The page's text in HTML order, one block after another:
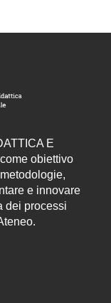
E
obiettivo
e innovare
dei processi